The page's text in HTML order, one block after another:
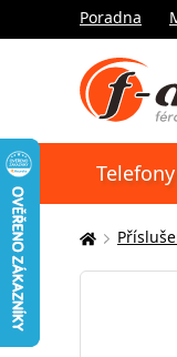
Poradna
Telefony
Zde
se